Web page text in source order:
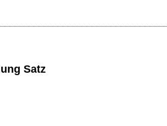
Satz